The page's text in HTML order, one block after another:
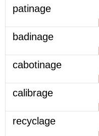
patinage
badinage
cabotinage
calibrage
recyclage